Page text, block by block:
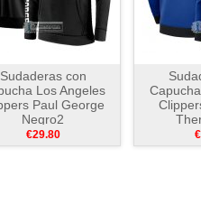
Sudaderas con
Los Angeles
Paul George
Negro2
€29.80